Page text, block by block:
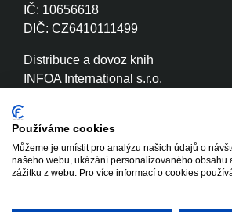
IČ: 10656618
DIČ: CZ6410111499
Distribuce a dovoz knih
INFOA International s.r.o.
IČ: 26870886
DIČ: CZ26870886
Používáme cookies
Můžeme je umístit pro analýzu našich údajů o
našeho webu, ukázání personalizovaného obsahu
zážitku z webu. Pro více informací o cookies